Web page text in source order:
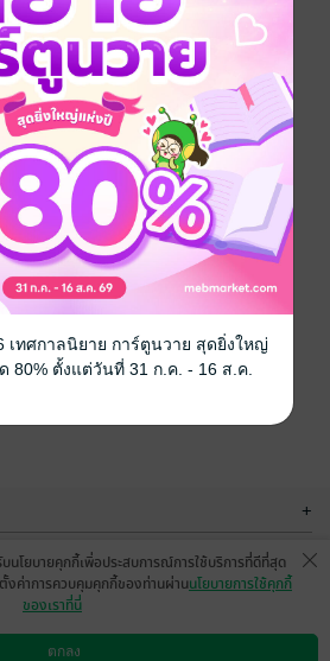
+
+
นโยบายคุกกี้เพื่อประสบการณ์การใช้บริการที่ดีที่สุด
งค่าการควบคุมคุกกี้ของท่านผ่านนโยบายการใช้คุกกี้
ของเราที่นี่
ตกลง
เทศกาลนิยาย การ์ตูนวาย สุดยิ่งใหญ่
80% ตั้งแต่วันที่ 31 ก.ค. - 16 ส.ค.